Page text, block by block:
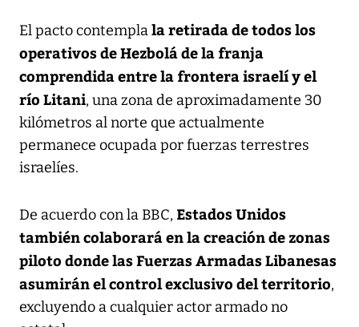
El pacto contemplala retirada de todos los
operativos de Hezbolá de la franja
comprendida entre la frontera israelí y el
río Litani, una zona de aproximadamente 30
kilómetros al norte que actualmente
permanece ocupada por fuerzas terrestres
israelíes.
De acuerdo con la BBC, Estados Unidos
también colaborará en la creación de zonas
piloto donde las Fuerzas Armadas Libanesas
asumirán el control exclusivo del territorio,
excluyendo a cualquier actor armado no